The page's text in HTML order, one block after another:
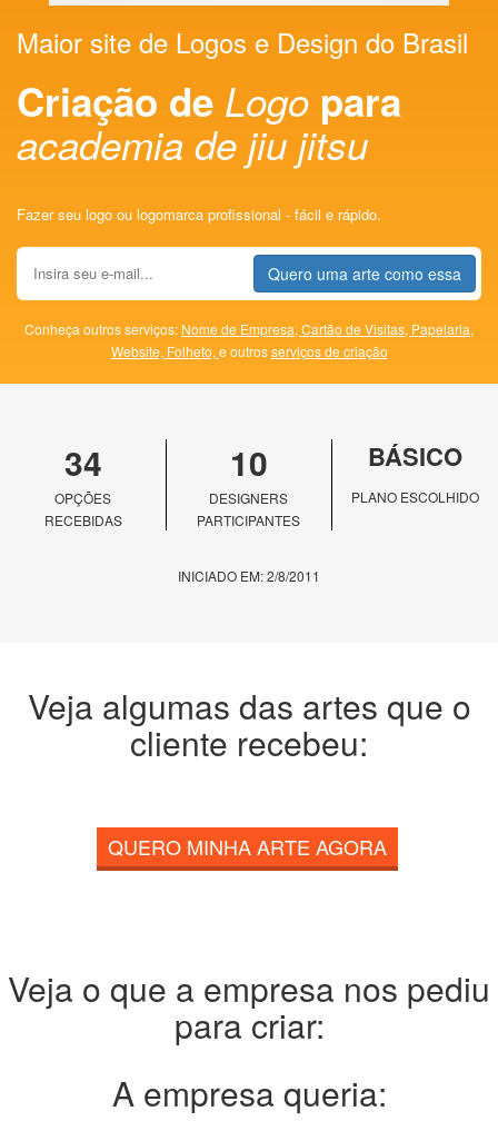
Maior site de Logos e Design do Brasil
Criação de Logo para
academia de jiu jitsu
Fazer seu logo ou logomarca profissional - fácil e rápido.
Quero uma arte como essa
Conheça outros serviços: Nome de Empresa, Cartão de Visitas, Papelaria,
Website, Folheto, e outrosserviços de criação
34
OPÇÕES
RECEBIDAS
10
DESIGNERS
PARTICIPANTES
BÁSICO
PLANO ESCOLHIDO
INICIADO EM: 2/8/2011
Veja algumas das artes que o
cliente recebeu:
QUERO MINHA ARTE AGORA
Veja o que a empresa nos pediu
para criar:
A empresa queria: